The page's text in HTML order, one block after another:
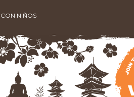
NIÑOS